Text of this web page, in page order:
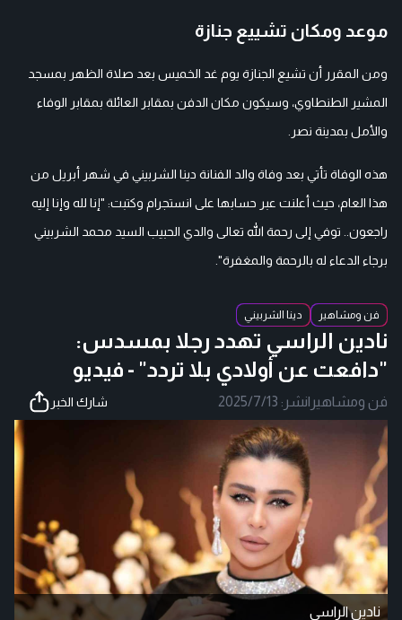
موعد ومكان تشييع جنازة
ومن المقرر أن تشيع الجنازة يوم غد الخميس بعد صلاة الظهر بمسجد
المشير الطنطاوي، وسيكون مكان الدفن بمقابر العائلة بمقابر الوفاء
والأمل بمدينة نصر.
هذه الوفاة تأتي بعد وفاة والد الفنانة دينا الشربيني في شهر أبريل من
هذا العام، حيث أعلنت عبر حسابها على انستجرام وكتبت: "إنا لله وإنا إليه
راجعون.. توفي إلى رحمة الله تعالى والدي الحبيب السيد محمد الشربيني
برجاء الدعاء له بالرحمة والمغفرة".
فن ومشاهير دينا الشربيني
نادين الراسي تهدد رجلا بمسدس:
"دافعت عن أولادي بلا تردد" - فيديو
فن ومشاهير |نشر: 2025/7/13 شارك الخبر
نادين الراسي